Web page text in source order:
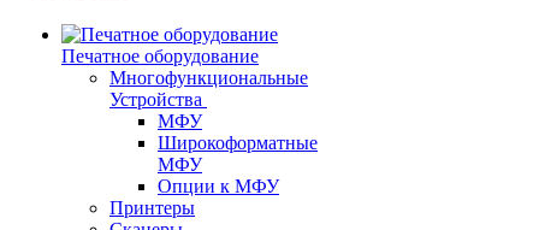
Печатное оборудование
Многофункциональные
Устройства
МФУ
Широкоформатные
МФУ
Опции к МФУ
Принтеры